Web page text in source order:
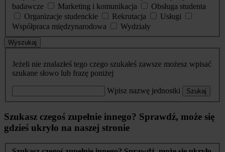
badawcze
Marketing i komunikacja
Obsługa studenta
Organizacje studenckie
Rekrutacja
Usługi
Współpraca międzynarodowa
Wydziały
Wyszukaj
Jeżeli nie znalazłeś tego czego szukałeś zawsze możesz wpisać
szukane słowo lub frazę poniżej
Wpisz nazwę jednostki Szukaj
Szukasz czegoś zupełnie innego? Sprawdź, może się
gdzieś ukryło na naszej stronie